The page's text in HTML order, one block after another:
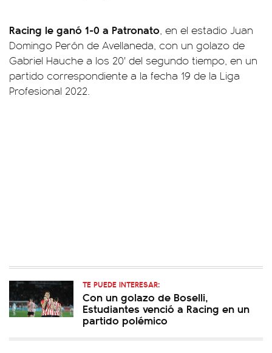
Racing le ganó 1-0 a Patronato, en el estadio Juan
Domingo Perón de Avellaneda, con un golazo de
Gabriel Hauche a los 20' del segundo tiempo, en un
partido correspondiente a la fecha 19 de la Liga
Profesional 2022.
TE PUEDE INTERESAR:
Con un golazo de Boselli,
Estudiantes venció a Racing en un
partido polémico